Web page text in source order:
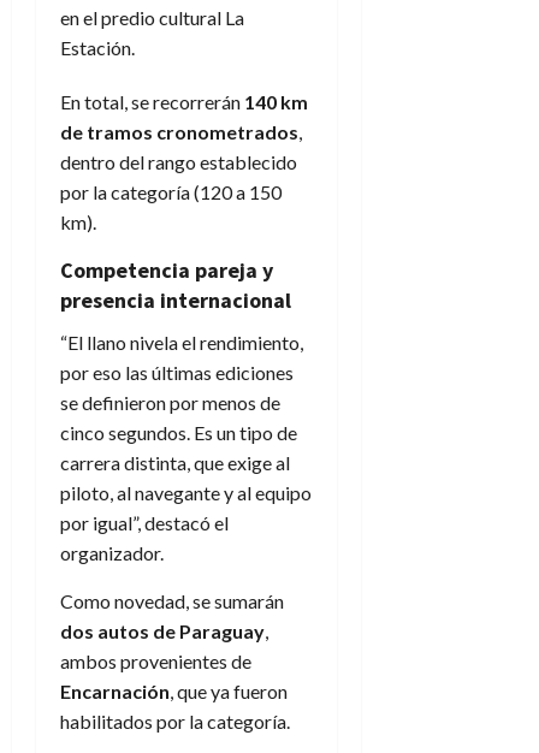
en el predio cultural La
Estación.
En total, se recorrerán 140 km
de tramos cronometrados
dentro del rango establecido
por la categoría (120 a 150
km).
Competencia pareja y
presencia internacional
“El llano nivela el rendimiento,
por eso las últimas ediciones
se definieron por menos de
cinco segundos. Es un tipo de
carrera distinta, que exige al
piloto, al navegante y al equipo
por igual”, destacó el
organizador.
Como novedad, se sumarán
dos autos de Paraguay
ambos provenientes de
Encarnación , que ya fueron
habilitados por la categoría.